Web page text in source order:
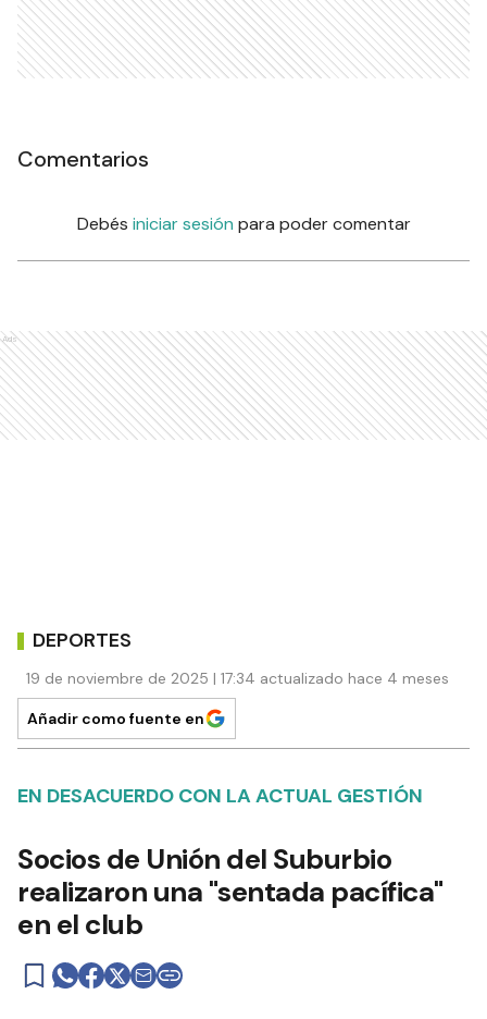
Comentarios
Debés iniciar sesión para poder comentar
Ads
DEPORTES
19 de noviembre de 2025 | 17:34 actualizado hace 4 meses
Añadir como fuente en
EN DESACUERDO CON LA ACTUAL GESTIÓN
Socios de Unión del Suburbio
realizaron una "sentada pacífica"
en el club